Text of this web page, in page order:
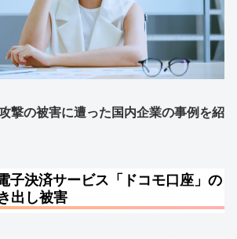
撃の被害に遭った国内企業の事例を紹
子決済サービス「ドコモ口座」の
出し被害